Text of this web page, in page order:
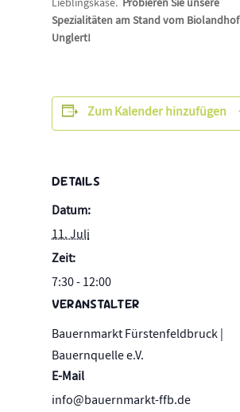
Lieblingskäse. Probieren Sie unsere
Spezialitäten am Stand vom Biolandhof
Unglert!
Zum Kalender hinzufügen
DETAILS
Datum:
11. Juli
Zeit:
7:30 - 12:00
VERANSTALTER
Bauernmarkt Fürstenfeldbruck |
Bauernquelle e.V.
E-Mail
info@bauernmarkt-ffb.de